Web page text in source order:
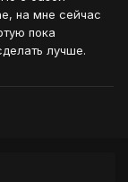
на мне сейчас
пока
лучше.